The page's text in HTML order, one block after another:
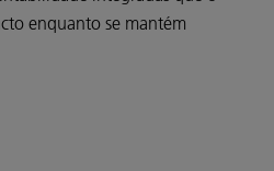
enquanto se mantém